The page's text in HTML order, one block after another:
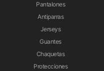
Pantalones
Antiparras
Jerseys
Guantes
Chaquetas
Protecciones